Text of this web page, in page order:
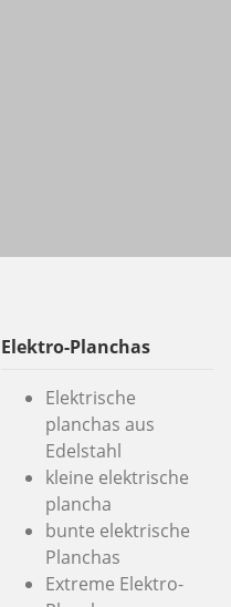
Elektro-Planchas
Elektrische
planchas aus
Edelstahl
kleine elektrische
plancha
bunte elektrische
Planchas
Extreme Elektro-